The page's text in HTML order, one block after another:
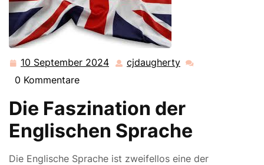
10 September 2024 10 cjdaugherty cjdaugherty
0 Kommentare
Die Faszination der
Englischen Sprache
Die Englische Sprache ist zweifellos eine der